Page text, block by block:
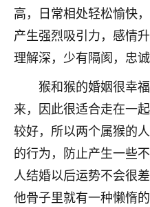
高，日常相处轻松愉快
产生强烈吸引力，感情
理解深，少有隔阂，忠诚
猴和猴的婚姻很幸
来，因此很适合走在一
较好，所以两个属猴的
的行为，防止产生一些
人结婚以后运势不会很
他骨子里就有一种懒惰
Jessica李
老师做不做超度法事
刚去世了。
七零老顽童：我母
做梦梦见她，后
师，安排了超度法
了，一开始是半信
超度，现在看来，
2天前 来自云南